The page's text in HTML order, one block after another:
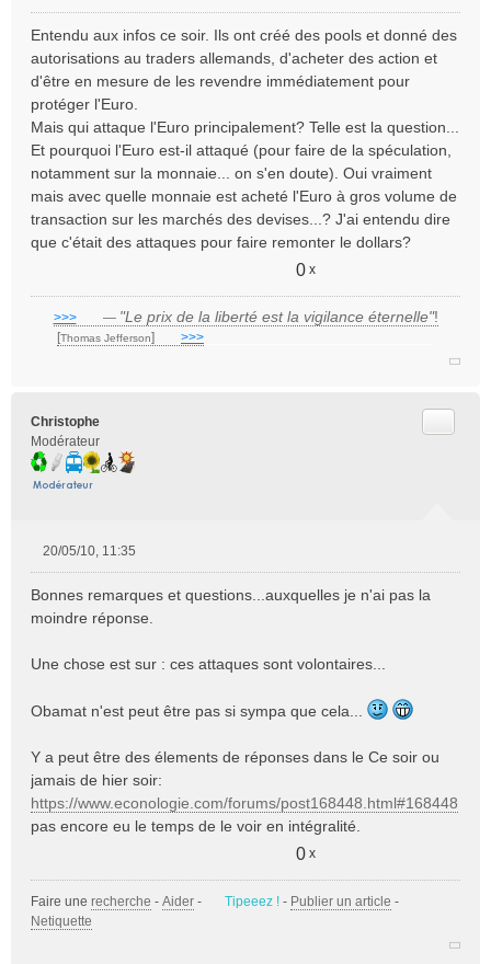
s
s
a
g
e
n
n
l
u
Entendu aux infos ce soir. Ils ont créé des pools et donné des
autorisations au traders allemands, d'acheter des action et
d'être en mesure de les revendre immédiatement pour
protéger l'Euro.
Mais qui attaque l'Euro principalement? Telle est la question...
Et pourquoi l'Euro est-il attaqué (pour faire de la spéculation,
notamment sur la monnaie... on s'en doute). Oui vraiment
mais avec quelle monnaie est acheté l'Euro à gros volume de
transaction sur les marchés des devises...? J'ai entendu dire
que c'était des attaques pour faire remonter le dollars?
0 x
>>>___ — "Le prix de la liberté est la vigilance éternelle"!
[Thomas Jefferson] >>>
Christophe
Modérateur
s
s
g
n
l
u
20/05/10, 11:35
Bonnes remarques et questions...auxquelles je n'ai pas la
moindre réponse.
Une chose est sur : ces attaques sont volontaires...
Obamat n'est peut être pas si sympa que cela...
Y a peut être des élements de réponses dans le Ce soir ou
jamais de hier soir:
https://www.econologie.com/forums/post168448.html#168448
pas encore eu le temps de le voir en intégralité.
0 x
Faire une recherche - Aider - Tipeeez ! - Publier un article -
Netiquette